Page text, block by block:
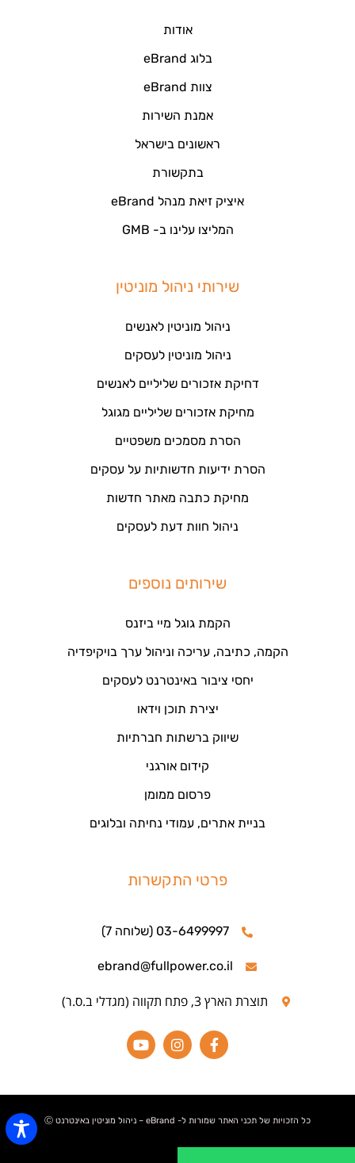
אודות
בלוג eBrand
צוות eBrand
אמנת השירות
ראשונים בישראל
בתקשורת
איציק זיאת מנהל eBrand
המליצו עלינו ב- GMB
שירותי ניהול מוניטין
ניהול מוניטין לאנשים
ניהול מוניטין לעסקים
דחיקת אזכורים שליליים לאנשים
מחיקת אזכורים שליליים מגוגל
הסרת מסמכים משפטיים
הסרת ידיעות חדשותיות על עסקים
מחיקת כתבה מאתר חדשות
ניהול חוות דעת לעסקים
שירותים נוספים
הקמת גוגל מיי ביזנס
הקמה, כתיבה, עריכה וניהול ערך בויקיפדיה
יחסי ציבור באינטרנט לעסקים
יצירת תוכן וידאו
שיווק ברשתות חברתיות
קידום אורגני
פרסום ממומן
בניית אתרים, עמודי נחיתה ובלוגים
פרטי התקשרות
03-6499997 (שלוחה 7)
ebrand@fullpower.co.il
תוצרת הארץ 3, פתח תקווה (מגדלי ב.ס.ר)
כל הזכויות של תכני האתר שמורות ל- eBrand – ניהול מוניטין באינטרנט Ⓒ